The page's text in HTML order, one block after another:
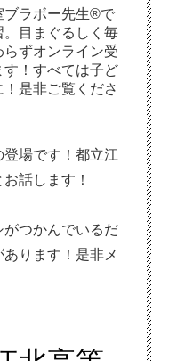
ブラボー先生®で
目まぐるしく毎
ずオンライン受
！すべては子ど
是非ご覧くださ
場です！都立江
話します！
つかんでいるだ
ります！是非メ